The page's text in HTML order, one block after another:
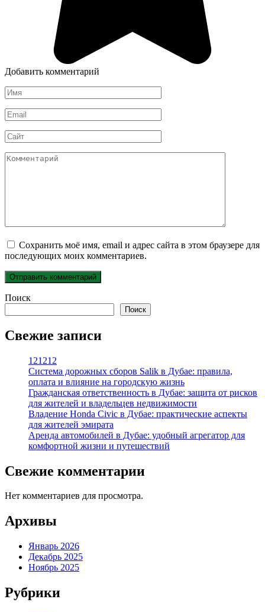
Добавить комментарий
Имя
*
Email
*
Сайт
Комментарий
Сохранить моё имя, email и адрес сайта в этом браузере для
последующих моих комментариев.
Поиск
Поиск
Свежие записи
121212
Система дорожных сборов Salik в Дубае: правила,
оплата и влияние на городскую жизнь
Гражданская ответственность в Дубае: защита от рисков
для жителей и владельцев недвижимости
Владение Honda Civic в Дубае: практические аспекты
для жителей эмирата
Аренда автомобилей в Дубае: удобный агрегатор для
комфортной жизни и путешествий
Свежие комментарии
Нет комментариев для просмотра.
Архивы
Январь 2026
Декабрь 2025
Ноябрь 2025
Рубрики